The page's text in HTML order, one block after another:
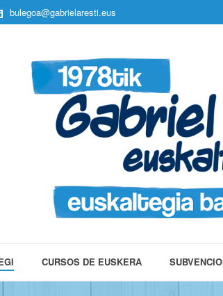
bulegoa@gabrielaresti.eus
CURSOS DE EUSKERA